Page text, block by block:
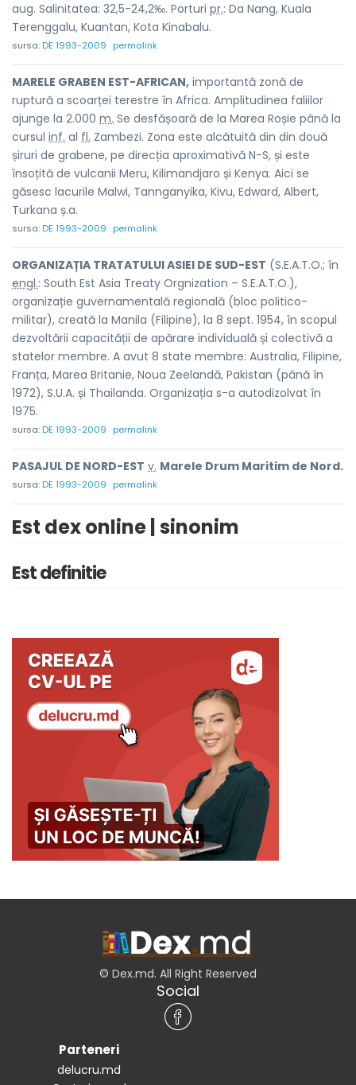
aug. Salinitatea: 32,5-24,2‰. Porturi pr.: Da Nang, Kuala
Terenggalu, Kuantan, Kota Kinabalu.
sursa:DE 1993-2009 permalink
MARELE GRABEN EST-AFRICAN, importantă zonă de
ruptură a scoarței terestre în Africa. Amplitudinea faliilor
ajunge la 2.000 m. Se desfășoară de la Marea Roșie până la
cursul inf. al fl. Zambezi. Zona este alcătuită din din două
șiruri de grabene, pe direcția aproximativă N-S, și este
însoțită de vulcanii Meru, Kilimandjaro și Kenya. Aici se
găsesc lacurile Malwi, Tannganyika, Kivu, Edward, Albert,
Turkana ș.a.
sursa:DE 1993-2009 permalink
ORGANIZAȚIA TRATATULUI ASIEI DE SUD-EST (S.E.A.T.O.; în
engl.: South Est Asia Treaty Orgnization – S.E.A.T.O.),
organizație guvernamentală regională (bloc politico-
militar), creată la Manila (Filipine), la 8 sept. 1954, în scopul
dezvoltării capacității de apărare individuală și colectivă a
statelor membre. A avut 8 state membre: Australia, Filipine,
Franța, Marea Britanie, Noua Zeelandă, Pakistan (până în
1972), S.U.A. și Thailanda. Organizația s-a autodizolvat în
1975.
sursa:DE 1993-2009 permalink
PASAJUL DE NORD-EST v. Marele Drum Maritim de Nord.
sursa:DE 1993-2009 permalink
Est dex online | sinonim
Est definitie
© Dex.md. All Right Reserved
Social
Parteneri
delucru.md